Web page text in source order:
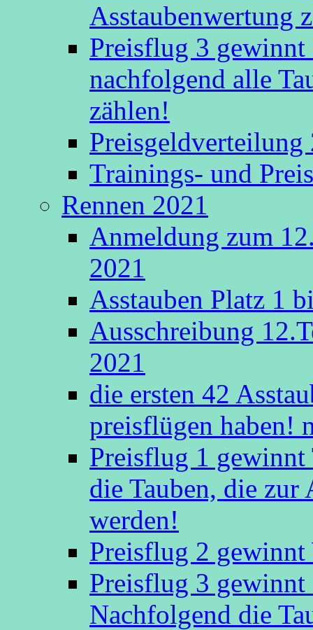
Asstaubenwertung
Preisflug 3
nachfolgend alle
zählen!
Preisgeldverteilung
Trainings- und
Rennen 2021
Anmeldung zum
2021
Asstauben Platz 1
Ausschreibung
2021
die ersten 42
preisflügen haben!
Preisflug 1 gewinnt
die Tauben, die zur
werden!
Preisflug 2
Preisflug 3
Nachfolgend die